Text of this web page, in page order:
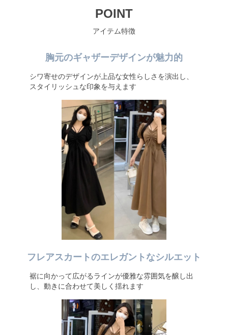
POINT
アイテム特徴
胸元のギャザーデザインが魅力的
シワ寄せのデザインが上品な女性らしさを演出し、
スタイリッシュな印象を与えます
フレアスカートのエレガントなシルエット
裾に向かって広がるラインが優雅な雰囲気を醸し出
し、動きに合わせて美しく揺れます